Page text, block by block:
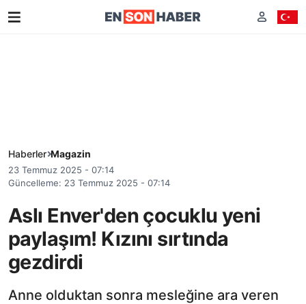
Haberler Magazin
23 Temmuz 2025 - 07:14
Güncelleme: 23 Temmuz 2025 - 07:14
Aslı Enver'den çocuklu yeni
paylaşım! Kızını sırtında
gezdirdi
Anne olduktan sonra mesleğine ara veren